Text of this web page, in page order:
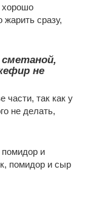
хорошо
жарить сразу,
не
части, так как у
не делать,
и
помидор и сыр